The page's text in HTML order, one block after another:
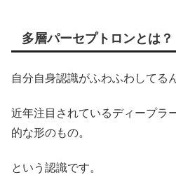
多層パーセプトロンとは？
自分自身認識がふわふわしてる
近年注目されているディープラ
的な形のもの。
という認識です。